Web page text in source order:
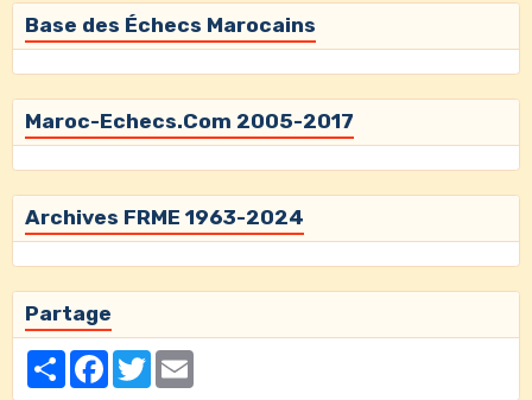
Base des Échecs Marocains
Maroc-Echecs.Com 2005-2017
Archives FRME 1963-2024
Partage
PartagerFacebookTwitter